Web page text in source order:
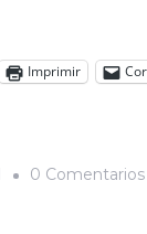
Imprimir
0 Comentarios